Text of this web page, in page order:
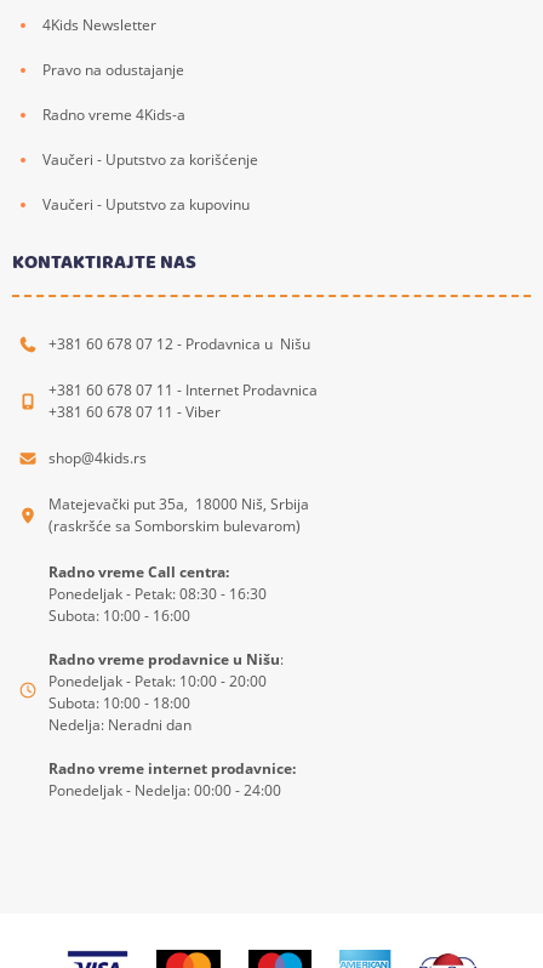
4Kids Newsletter
Pravo na odustajanje
Radno vreme 4Kids-a
Vaučeri - Uputstvo za korišćenje
Vaučeri - Uputstvo za kupovinu
KONTAKTIRAJTE NAS
+381 60 678 07 12 - Prodavnica u Nišu
+381 60 678 07 11 - Internet Prodavnica
+381 60 678 07 11 - Viber
shop@4kids.rs
Matejevački put 35a, 18000 Niš, Srbija
(raskršće sa Somborskim bulevarom)
Radno vreme Call centra:
Ponedeljak - Petak: 08:30 - 16:30
Subota: 10:00 - 16:00
Radno vreme prodavnice u Nišu:
Ponedeljak - Petak: 10:00 - 20:00
Subota: 10:00 - 18:00
Nedelja: Neradni dan
Radno vreme internet prodavnice:
Ponedeljak - Nedelja: 00:00 - 24:00